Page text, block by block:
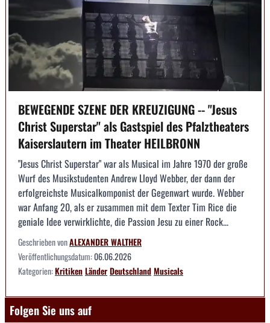
BEWEGENDE SZENE DER KREUZIGUNG -- "Jesus
Christ Superstar" als Gastspiel des Pfalztheaters
Kaiserslautern im Theater HEILBRONN
"Jesus Christ Superstar" war als Musical im Jahre 1970 der große
Wurf des Musikstudenten Andrew Lloyd Webber, der dann der
erfolgreichste Musicalkomponist der Gegenwart wurde. Webber
war Anfang 20, als er zusammen mit dem Texter Tim Rice die
geniale Idee verwirklichte, die Passion Jesu zu einer Rock...
Geschrieben vonALEXANDER WALTHER
Veröffentlichungsdatum:06.06.2026
Kategorien:KritikenLänderDeutschlandMusicals
Folgen Sie uns auf